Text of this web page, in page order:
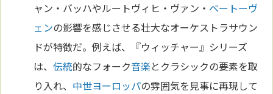
ャン・バッハやルートヴィヒ・ヴァン・ ベートーヴ
ェンの影響を感じさせる壮大なオーケストラサウン
ドが特徴だ。例えば、『ウィッチャー』シリーズ
は、伝統的なフォーク音楽とクラシックの要素を取
り入れ、 中世ヨーロッパの雰囲気を見事に再現して